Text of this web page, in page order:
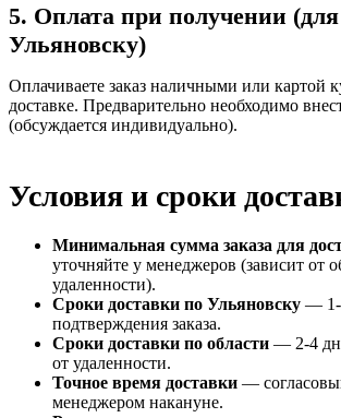
5. Оплата при получении
Ульяновску)
Оплачиваете заказ наличными или картой
доставке. Предварительно необходимо
(обсуждается индивидуально).
Условия и сроки
Минимальная сумма заказа для
уточняйте у менеджеров (зависит от
удаленности).
Сроки доставки по Ульяновску — 1-
подтверждения заказа.
Сроки доставки по области — 2-4
от удаленности.
Точное время доставки —
менеджером накануне.